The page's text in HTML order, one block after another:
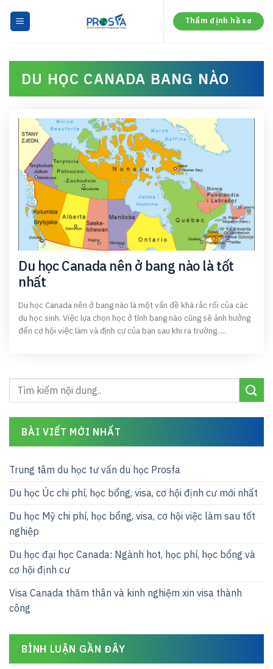
Thẩm định hồ sơ
BÀI VIẾT MỚI NHẤT
Trung tâm du học tư vấn du học Prosfa
Du học Úc chi phí, học bổng, visa, cơ hội định cư mới nhất
Du học Mỹ chi phí, học bổng, visa, cơ hội việc làm sau tốt
nghiệp
Du học đại học Canada: Ngành hot, học phí, học bổng và
cơ hội định cư
Visa Canada thăm thân và kinh nghiệm xin visa thành
công
BÌNH LUẬN GẦN ĐÂY
DU HỌC CANADA BANG NÀO
Du học Canada nên ở bang nào là tốt
nhất
Du học Canada nên ở bang nào là một vấn đề khá rắc rối của các
du học sinh. Việc lựa chọn học ở tỉnh bang nào cũng sẽ ảnh hưởng
đến cơ hội việc làm và định cư của bạn sau khi ra trường.....